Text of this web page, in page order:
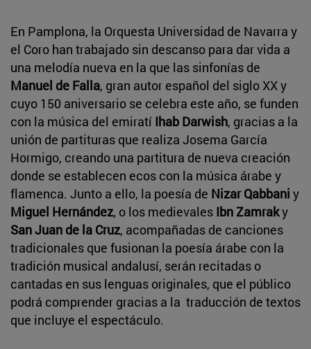
En Pamplona, la Orquesta Universidad de Navarra y
el Coro han trabajado sin descanso para dar vida a
una melodía nueva en la que las sinfonías de
Manuel de Falla, gran autor español del siglo XX y
cuyo 150 aniversario se celebra este año, se funden
con la música del emiratí Ihab Darwish, gracias a la
unión de partituras que realiza Josema García
Hormigo, creando una partitura de nueva creación
donde se establecen ecos con la música árabe y
flamenca. Junto a ello, la poesía de Nizar Qabbani y
Miguel Hernández, o los medievales Ibn Zamraky
San Juan de la Cruz, acompañadas de canciones
tradicionales que fusionan la poesía árabe con la
tradición musical andalusí, serán recitadas o
cantadas en sus lenguas originales, que el público
podrá comprender gracias a la traducción de textos
que incluye el espectáculo.